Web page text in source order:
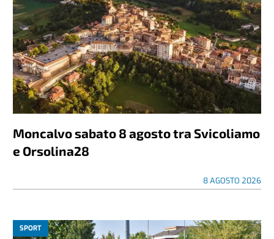
Moncalvo sabato 8 agosto tra Svicoliamo
e Orsolina28
8 AGOSTO 2026
SPORT